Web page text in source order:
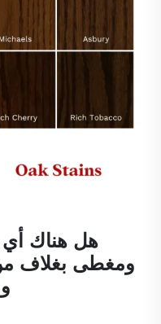
هل هناك
ومغطى بغلاف